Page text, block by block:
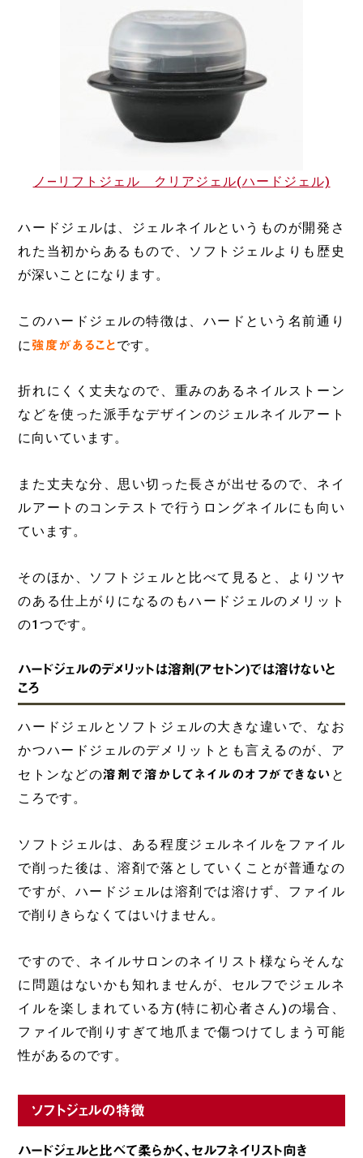
ノ―リフトジェル クリアジェル(ハードジェル)
ハードジェルは、ジェルネイルというものが開発さ
れた当初からあるもので、ソフトジェルよりも歴史
が深いことになります。
このハードジェルの特徴は、ハードという名前通り
に強度があることです。
折れにくく丈夫なので、重みのあるネイルストーン
などを使った派手なデザインのジェルネイルアート
に向いています。
また丈夫な分、思い切った長さが出せるので、ネイ
ルアートのコンテストで行うロングネイルにも向い
ています。
そのほか、ソフトジェルと比べて見ると、よりツヤ
のある仕上がりになるのもハードジェルのメリット
の1つです。
ハードジェルのデメリットは溶剤(アセトン)では溶けないと
ころ
ハードジェルとソフトジェルの大きな違いで、なお
かつハードジェルのデメリットとも言えるのが、ア
セトンなどの溶剤で溶かしてネイルのオフができない と
ころです。
ソフトジェルは、ある程度ジェルネイルをファイル
で削った後は、溶剤で落としていくことが普通なの
ですが、ハードジェルは溶剤では溶けず、ファイル
で削りきらなくてはいけません。
ですので、ネイルサロンのネイリスト様ならそんな
に問題はないかも知れませんが、セルフでジェルネ
イルを楽しまれている方(特に初心者さん)の場合、
ファイルで削りすぎて地爪まで傷つけてしまう可能
性があるのです。
ソフトジェルの特徴
ハードジェルと比べて柔らかく、セルフネイリスト向き